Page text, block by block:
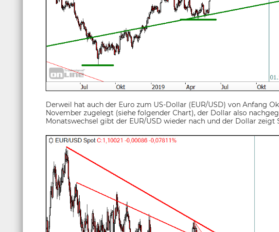
Derweil hat auch der Euro zum US-Dollar (EUR/USD) von Anfang
November zugelegt (siehe folgender Chart), der Dollar also
Monatswechsel gibt der EUR/USD wieder nach und der Dollar zeigt